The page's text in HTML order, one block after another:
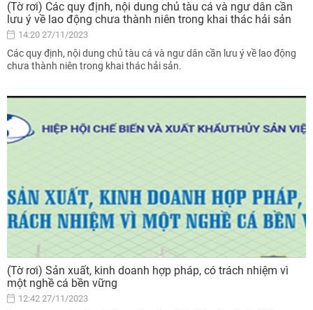
(Tờ rơi) Các quy định, nội dung chủ tàu cá và ngư dân cần
lưu ý về lao động chưa thành niên trong khai thác hải sản
14:20 27/11/2023
Các quy định, nội dung chủ tàu cá và ngư dân cần lưu ý về lao động
chưa thành niên trong khai thác hải sản.
(Tờ rơi) Sản xuất, kinh doanh hợp pháp, có trách nhiệm vì
một nghề cá bền vững
12:42 27/11/2023